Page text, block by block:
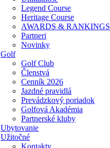
Legend Course
Heritage Course
AWARDS & RANKINGS
Partneri
Novinky
Golf
Golf Club
Členstvá
Cenník 2026
Jazdné pravidlá
Prevádzkový poriadok
Golfová Akadémia
Partnerské kluby
Ubytovanie
Užitočné
Kontakty